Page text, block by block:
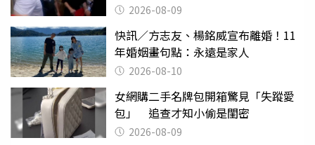
2026-08-09
快訊／方志友、楊銘威宣布離婚！11
年婚姻畫句點：永遠是家人
2026-08-10
女網購二手名牌包開箱驚見「失蹤愛
包」 追查才知小偷是閨密
2026-08-09